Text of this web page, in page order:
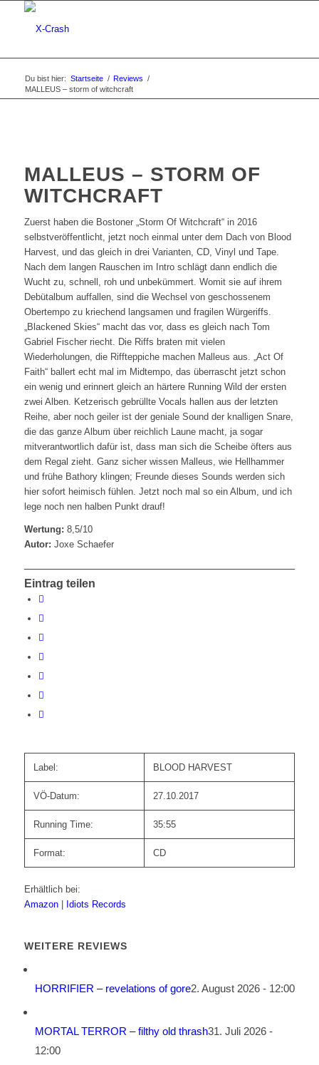
Du bist hier: Startseite / Reviews /
MALLEUS – storm of witchcraft
MALLEUS – STORM OF
WITCHCRAFT
Zuerst haben die Bostoner „Storm Of Witchcraft“ in 2016
selbstveröffentlicht, jetzt noch einmal unter dem Dach von Blood
Harvest, und das gleich in drei Varianten, CD, Vinyl und Tape.
Nach dem langen Rauschen im Intro schlägt dann endlich die
Wucht zu, schnell, roh und unbekümmert. Womit sie auf ihrem
Debütalbum auffallen, sind die Wechsel von geschossenem
Obertempo zu kriechend langsamen und fragilen Würgeriffs.
„Blackened Skies“ macht das vor, dass es gleich nach Tom
Gabriel Fischer riecht. Die Riffs braten mit vielen
Wiederholungen, die Riffteppiche machen Malleus aus. „Act Of
Faith“ ballert echt mal im Midtempo, das überrascht jetzt schon
ein wenig und erinnert gleich an härtere Running Wild der ersten
zwei Alben. Ketzerisch gebrüllte Vocals hallen aus der letzten
Reihe, aber noch geiler ist der geniale Sound der knalligen Snare,
die das ganze Album über reichlich Laune macht, ja sogar
mitverantwortlich dafür ist, dass man sich die Scheibe öfters aus
dem Regal zieht. Ganz sicher wissen Malleus, wie Hellhammer
und frühe Bathory klingen; Freunde dieses Sounds werden sich
hier sofort heimisch fühlen. Jetzt noch mal so ein Album, und ich
lege noch nen halben Punkt drauf!
Wertung: 8,5/10
Autor: Joxe Schaefer
Eintrag teilen
Label: BLOOD HARVEST
VÖ-Datum: 27.10.2017
Running Time: 35:55
Format: CD
Erhältlich bei:
Amazon
Idiots Records
WEITERE REVIEWS
HORRIFIER – revelations of gore2. August 2026 - 12:00
MORTAL TERROR – filthy old thrash31. Juli 2026 -
12:00